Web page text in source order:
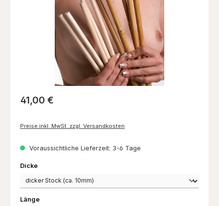
Regulärer Preis:
41,00 €
Preise inkl. MwSt. zzgl. Versandkosten
Voraussichtliche Lieferzeit: 3-6 Tage
Dickeauswählen
Längeauswählen